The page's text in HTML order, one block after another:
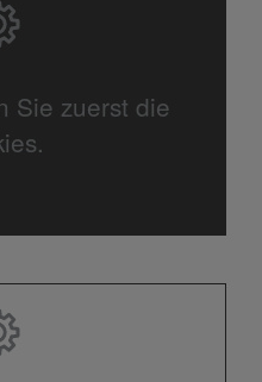
Sie zuerst die